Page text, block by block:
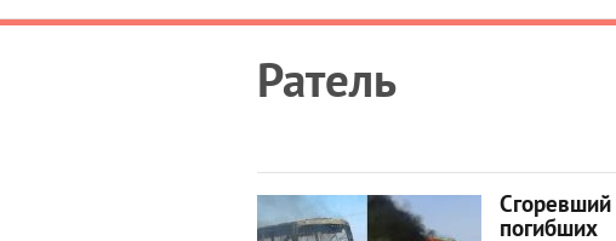
Ратель
Сгоревший
погибших